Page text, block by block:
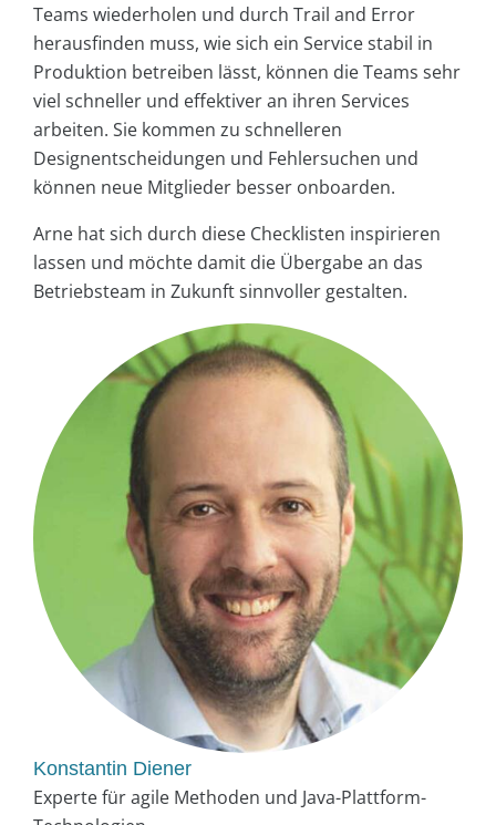
Teams wiederholen und durch Trail and Error
herausfinden muss, wie sich ein Service stabil in
Produktion betreiben lässt, können die Teams sehr
viel schneller und effektiver an ihren Services
arbeiten. Sie kommen zu schnelleren
Designentscheidungen und Fehlersuchen und
können neue Mitglieder besser onboarden.
Arne hat sich durch diese Checklisten inspirieren
lassen und möchte damit die Übergabe an das
Betriebsteam in Zukunft sinnvoller gestalten.
Konstantin Diener
Experte für agile Methoden und Java-Plattform-